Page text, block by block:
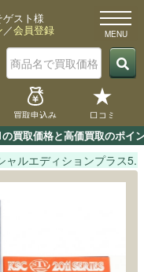
買取価格と高価買取のポ
スト様
／会員登録
買取申込み 口コミ
ャルエディションプラス5.1